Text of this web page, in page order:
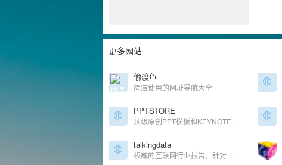
更多网站
偷渡鱼
简洁使用的网址导航大全
PPTSTORE
talkingdata